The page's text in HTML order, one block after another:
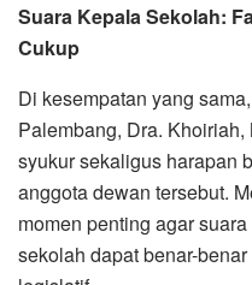
Suara Kepala Sekolah:
Cukup
‎‎Di kesempatan yang
Palembang, Dra.
syukur sekaligus harapan
anggota dewan tersebut.
momen penting agar
sekolah dapat benar-